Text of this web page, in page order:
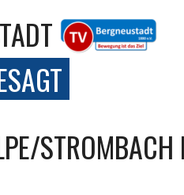
STROMBACH